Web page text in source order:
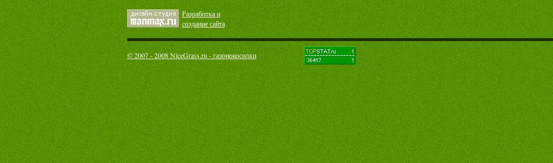
Разработка и
cоздание сайта
© 2007 - 2008 NiceGrass.ru - газонокосилки